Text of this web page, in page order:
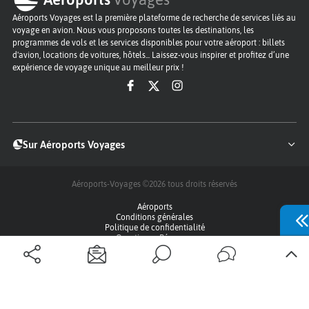
Aéroports Voyages est la première plateforme de recherche de services liés au
voyage en avion. Nous vous proposons toutes les destinations, les
programmes de vols et les services disponibles pour votre aéroport : billets
d'avion, locations de voitures, hôtels... Laissez-vous inspirer et profitez d’une
expérience de voyage unique au meilleur prix !
Sur Aéroports Voyages
Aéroports-Voyages ©2026 tous droits réservés
Aéroports
Conditions générales
Politique de confidentialité
Questions - Réponses
Plan du site
Qui sommes nous ?